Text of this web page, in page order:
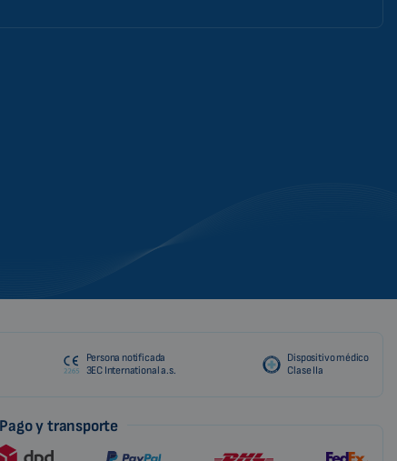
Persona notificada
3EC International a.s.
Dispositivo médico
Clase IIa
Pago y transporte